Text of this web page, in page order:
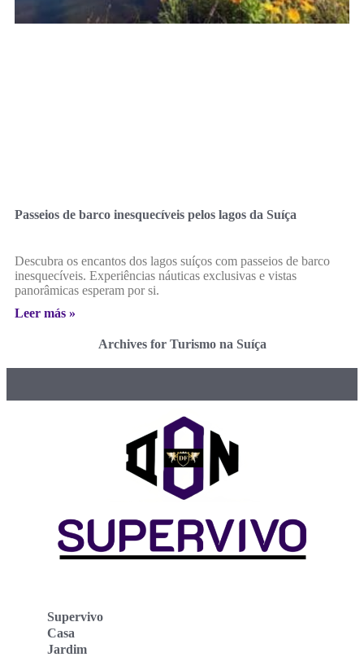
Passeios de barco inesquecíveis pelos lagos da Suíça
Descubra os encantos dos lagos suíços com passeios de barco
inesquecíveis. Experiências náuticas exclusivas e vistas
panorâmicas esperam por si.
Leer más »
Archives for Turismo na Suíça
Supervivo
Casa
Jardim